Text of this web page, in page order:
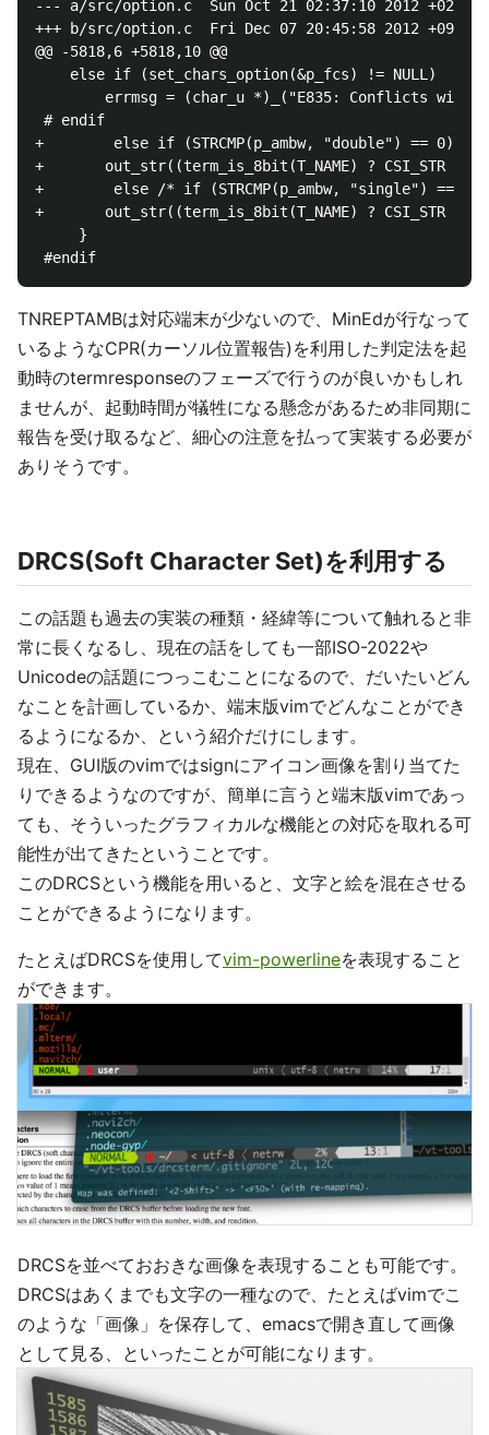
--- a/src/option.c	Sun Oct 21 02:37:10 2012 +0200
+++ b/src/option.c	Fri Dec 07 20:45:58 2012 +0900
@@ -5818,6 +5818,10 @@
# endif
+        else if (STRCMP(p_ambw, "double") == 0)
+	    out_str((term_is_8bit(T_NAME) ? CSI_STR : ESC_STR "[") "?8428l");
+        else /* if (STRCMP(p_ambw, "single") ==
+	    out_str((term_is_8bit(T_NAME) ? CSI_STR : ESC_STR "[") "?8428h");
     }
TNREPTAMBは対応端末が少ないので、MinEdが行なって
いるようなCPR(カーソル位置報告)を利用した判定法を起
動時のtermresponseのフェーズで行うのが良いかもしれ
ませんが、起動時間が犠牲になる懸念があるため非同期に
報告を受け取るなど、細心の注意を払って実装する必要が
ありそうです。
DRCS(Soft Character Set)を利用する
この話題も過去の実装の種類・経緯等について触れると非
常に長くなるし、現在の話をしても一部ISO-2022や
Unicodeの話題につっこむことになるので、だいたいどん
なことを計画しているか、端末版vimでどんなことができ
るようになるか、という紹介だけにします。
現在、GUI版のvimではsignにアイコン画像を割り当てた
りできるようなのですが、簡単に言うと端末版vimであっ
ても、そういったグラフィカルな機能との対応を取れる可
能性が出てきたということです。
このDRCSという機能を用いると、文字と絵を混在させる
ことができるようになります。
たとえばDRCSを使用してvim-powerlineを表現すること
ができます。
DRCSを並べておおきな画像を表現することも可能です。
DRCSはあくまでも文字の一種なので、たとえばvimでこ
のような「画像」を保存して、emacsで開き直して画像
として見る、といったことが可能になります。